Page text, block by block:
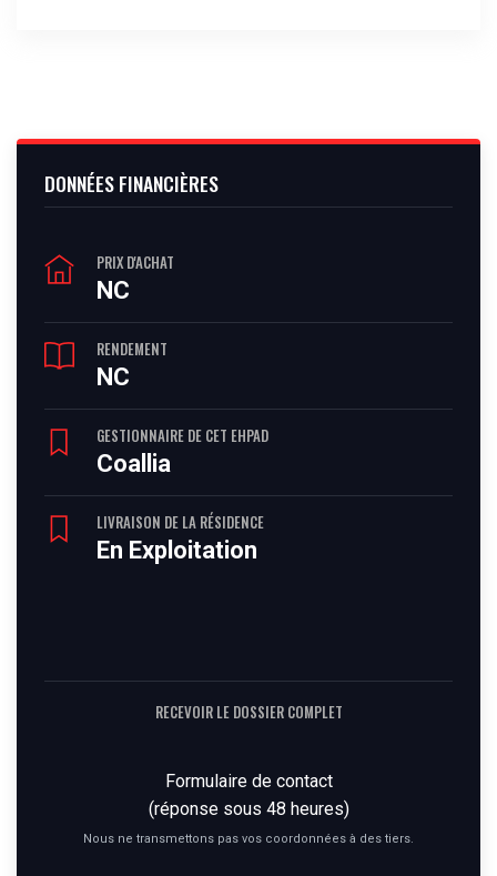
DONNÉES FINANCIÈRES
PRIX D'ACHAT
NC
RENDEMENT
NC
GESTIONNAIRE DE CET EHPAD
Coallia
LIVRAISON DE LA RÉSIDENCE
En Exploitation
RECEVOIR LE DOSSIER COMPLET
Formulaire de contact
(réponse sous 48 heures)
Nous ne transmettons pas vos coordonnées à des tiers.